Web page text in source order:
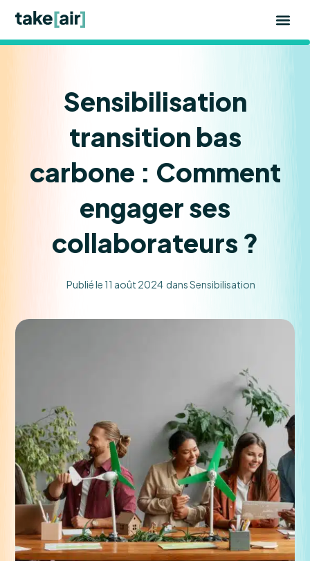
Sensibilisation
transition bas
carbone : Comment
engager ses
collaborateurs ?
Publié le11 août 2024 dansSensibilisation